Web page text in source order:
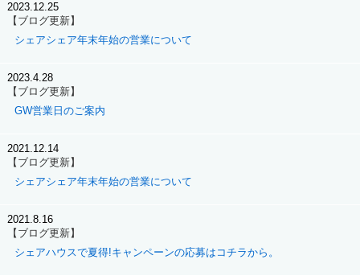
2023.12.25
【ブログ更新】
シェアシェア年末年始の営業について
2023.4.28
【ブログ更新】
GW営業日のご案内
2021.12.14
【ブログ更新】
シェアシェア年末年始の営業について
2021.8.16
【ブログ更新】
シェアハウスで夏得!キャンペーンの応募はコチラから。